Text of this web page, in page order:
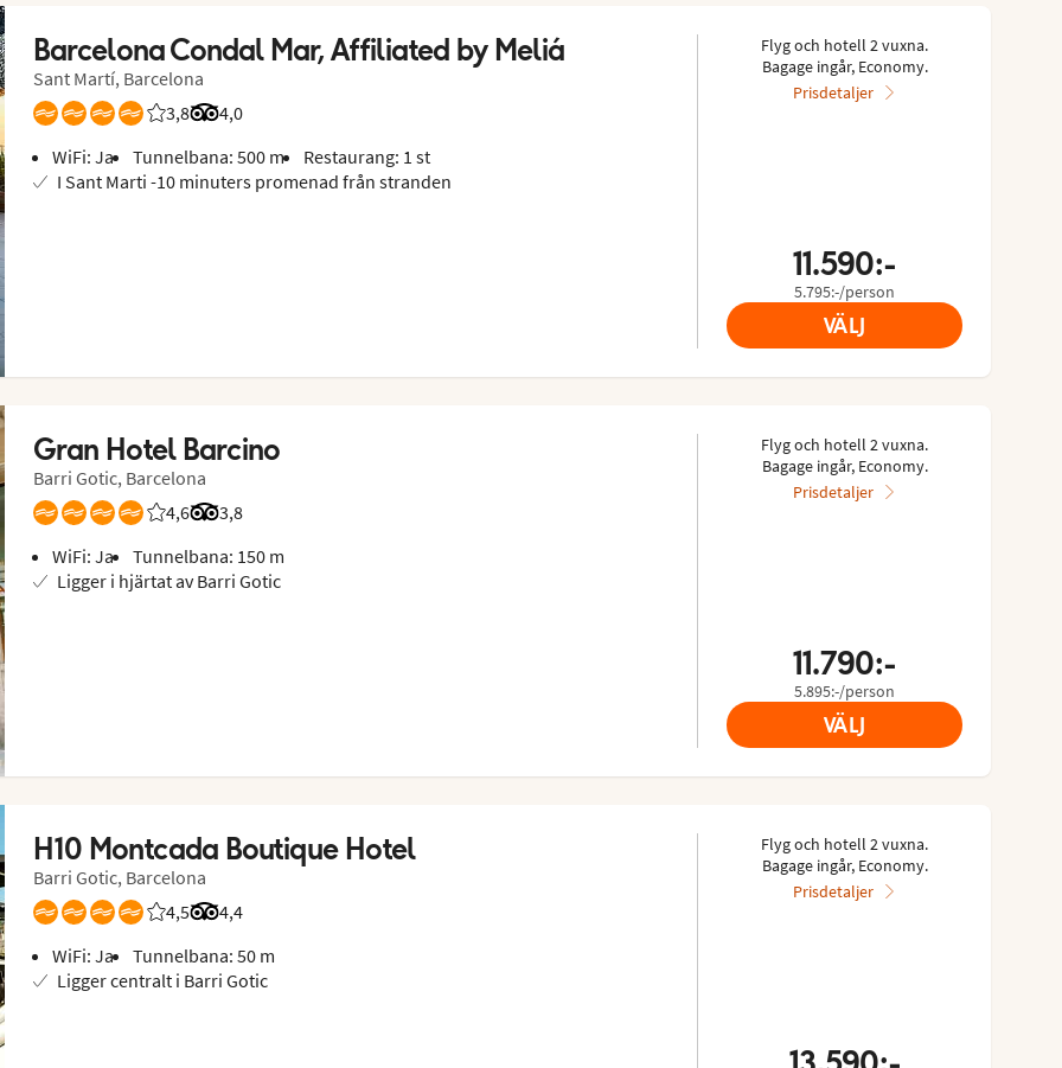
Barcelona Condal Mar, Affiliated by Meliá
Sant Martí, Barcelona
3,8
Betyg från Vings gäster: 3.808/5
4,0
Betyg från Tripadvisor: 4 of 5
WiFi: Ja
Tunnelbana: 500 m
Restaurang: 1 st
I Sant Marti -10 minuters promenad från stranden
Flyg och hotell 2 vuxna.
Bagage ingår, Economy.
Prisdetaljer
11.590:-
5.795:-/person
VÄLJ
Gran Hotel Barcino
Barri Gotic, Barcelona
4,6
Betyg från Vings gäster: 4.6/5
3,8
Betyg från Tripadvisor: 3.8 of 5
WiFi: Ja
Tunnelbana: 150 m
Ligger i hjärtat av Barri Gotic
Flyg och hotell 2 vuxna.
Bagage ingår, Economy.
Prisdetaljer
11.790:-
5.895:-/person
VÄLJ
H10 Montcada Boutique Hotel
Barri Gotic, Barcelona
4,5
Betyg från Vings gäster: 4.5/5
4,4
Betyg från Tripadvisor: 4.4 of 5
WiFi: Ja
Tunnelbana: 50 m
Ligger centralt i Barri Gotic
Flyg och hotell 2 vuxna.
Bagage ingår, Economy.
Prisdetaljer